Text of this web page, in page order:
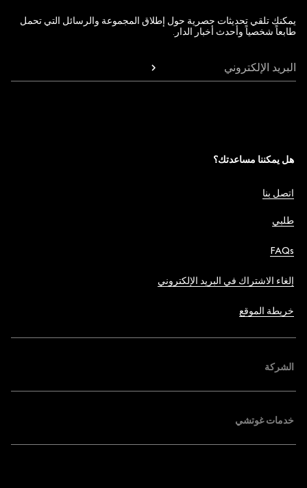
يمكنك تلقي تحديثات حصرية حول إطلاق المجموعة والرسائل التي تحمل
طابعاً شخصياً وأحدث أخبار الدار.
البريد الإلكتروني
هل يمكننا مساعدتك؟
اتصل بنا
طلبي
FAQs
إلغاء الاشتراك في البريد الإلكتروني
خريطة الموقع
الشركة
خدمات غوتشي